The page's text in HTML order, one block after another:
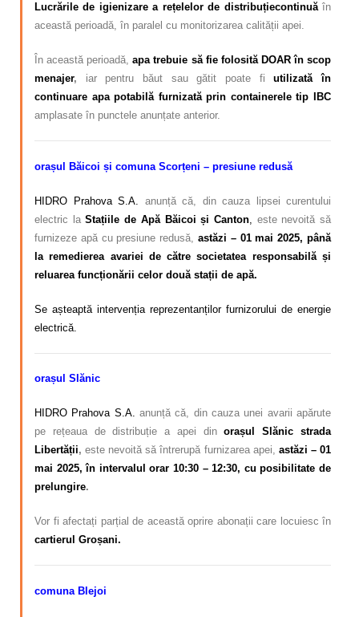
Lucrările de igienizare a rețelelor de distribuțiecontinuăîn
această perioadă, în paralel cu monitorizarea calității apei.
În această perioadă,apa trebuie să fie folosită DOAR înscop
menajer, iar pentru băut sau gătit poate fiutilizată în
continuare apa potabilă furnizată prin containerele tip IBC
amplasate în punctele anunțate anterior.
orașul Băicoi și comuna Scorțeni – presiune redusă
HIDRO Prahova S.A.
anunță că, din cauza lipsei curentului
electric laStațiile de Apă Băicoi și Canton,
este nevoită să
furnizeze apă cu presiune redusă, astăzi – 01 mai 2025, până
la remedierea avariei de către societatea responsabilă și
reluarea funcționării celor două stații de apă.
Se așteaptă intervenția reprezentanților furnizorului de energie
electrică.
orașul Slănic
HIDRO Prahova S.A. anunță că, din cauza unei avarii apărute
pe rețeaua de distribuție a apei dinorașul Slănic strada
Libertății,este nevoită să întrerupă furnizarea apei, astăzi – 01
mai 2025, în intervalul orar 10:30 – 12:30, cu posibilitate de
prelungire.
Vor fi afectați parțial de această oprire abonații care locuiesc în
cartierul Groșani.
comuna Blejoi